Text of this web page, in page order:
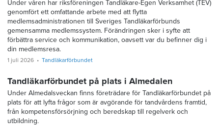
Under våren har riksföreningen Tandläkare-Egen Verksamhet (TEV)
genomfört ett omfattande arbete med att flytta
medlemsadministrationen till Sveriges Tandläkarförbunds
gemensamma medlemssystem. Förändringen sker i syfte att
förbättra service och kommunikation, oavsett var du befinner dig i
din medlemsresa.
1 juli 2026 Tandläkarförbundet
Tandläkarförbundet på plats i Almedalen
Under Almedalsveckan finns företrädare för Tandläkarförbundet på
plats för att lyfta frågor som är avgörande för tandvårdens framtid,
från kompetensförsörjning och beredskap till regelverk och
utbildning.